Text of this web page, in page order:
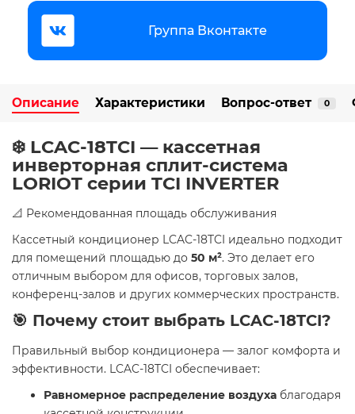
Группа Вконтакте
Описание Характеристики Вопрос-ответ 0
❄️ LCAC-18TCI — кассетная
инверторная сплит-система
LORIOT серии TCI INVERTER
📐 Рекомендованная площадь обслуживания
Кассетный кондиционер LCAC-18TCI идеально подходит
для помещений площадью до 50 м². Это делает его
отличным выбором для офисов, торговых залов,
конференц-залов и других коммерческих пространств.
🎯 Почему стоит выбрать LCAC-18TCI?
Правильный выбор кондиционера — залог комфорта и
эффективности. LCAC-18TCI обеспечивает:
Равномерное распределение воздуха благодаря